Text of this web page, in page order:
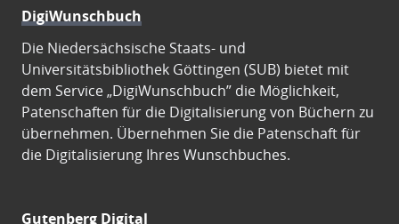
DigiWunschbuch
Die Niedersächsische Staats- und
Universitätsbibliothek Göttingen (SUB) bietet mit
dem Service „DigiWunschbuch” die Möglichkeit,
Patenschaften für die Digitalisierung von Büchern zu
übernehmen. Übernehmen Sie die Patenschaft für
die Digitalisierung Ihres Wunschbuches.
Gutenberg Digital